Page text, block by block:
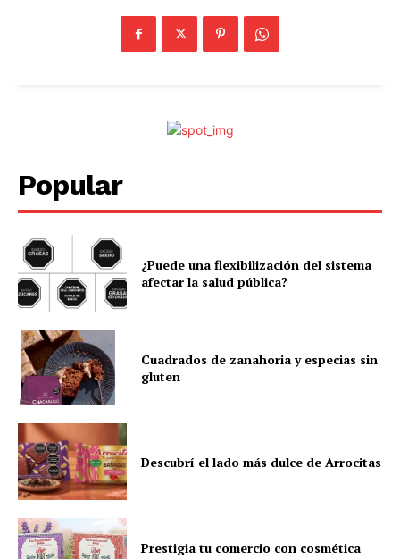
Popular
¿Puede una flexibilización del sistema
afectar la salud pública?
Cuadrados de zanahoria y especias sin
gluten
Descubrí el lado más dulce de Arrocitas
Prestigia tu comercio con cosmética